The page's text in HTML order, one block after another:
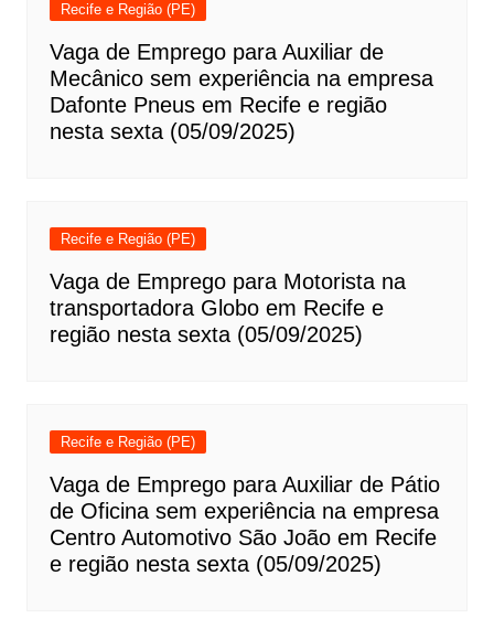
Recife e Região (PE)
Vaga de Emprego para Auxiliar de
Mecânico sem experiência na empresa
Dafonte Pneus em Recife e região
nesta sexta (05/09/2025)
Recife e Região (PE)
Vaga de Emprego para Motorista na
transportadora Globo em Recife e
região nesta sexta (05/09/2025)
Recife e Região (PE)
Vaga de Emprego para Auxiliar de Pátio
de Oficina sem experiência na empresa
Centro Automotivo São João em Recife
e região nesta sexta (05/09/2025)